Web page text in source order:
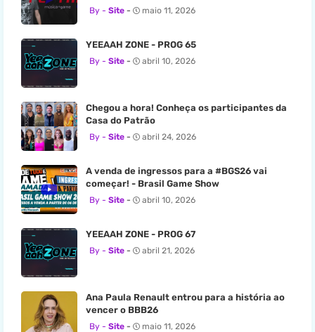
Site maio 11, 2026
YEEAAH ZONE - PROG 65
Site abril 10, 2026
Chegou a hora! Conheça os participantes da
Casa do Patrão
Site abril 24, 2026
A venda de ingressos para a #BGS26 vai
começar! - Brasil Game Show
Site abril 10, 2026
YEEAAH ZONE - PROG 67
Site abril 21, 2026
Ana Paula Renault entrou para a história ao
vencer o BBB26
Site maio 11, 2026